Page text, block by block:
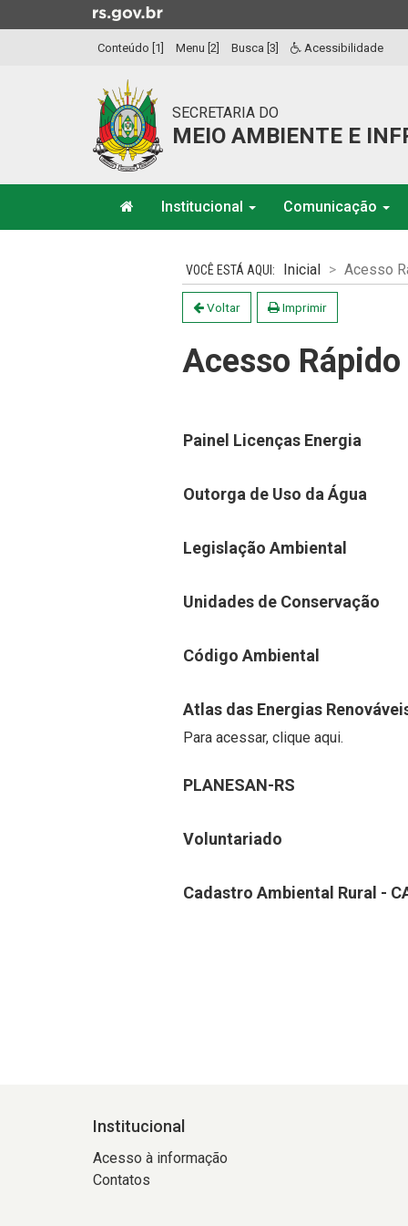
para
Ir
a
Conteúdo [1] Menu [2] Busca [3] Acessibilidade
SECRETARIA DO
MEIO AMBIENTE E
Institucional Comunicação
Inicial Acesso
Voltar Imprimir
Acesso Rápido
Painel Licenças Energia
Outorga de Uso da Água
Legislação Ambiental
Unidades de Conservação
Código Ambiental
Atlas das Energias
Para acessar, clique aqui.
PLANESAN-RS
Voluntariado
Cadastro Ambiental Rural -
Institucional
Acesso à informação
Contatos